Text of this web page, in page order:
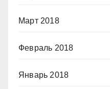
Март 2018
Февраль 2018
Январь 2018